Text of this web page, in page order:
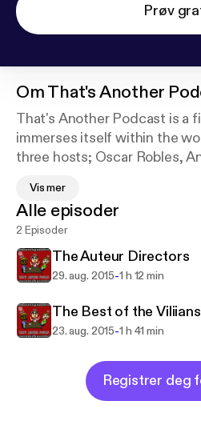
Prøv
OmThat's Another
That's Another Podcast is a
immerses itself within the
three hosts; Oscar Robles,
happening in the film
personal life along with their
on different film projects and
entertainment.
Vis mer
Alle episoder
2 Episoder
The Auteur Directors
29. aug. 2015-1 h 12 min
The Best of the Viliians
23. aug. 2015-1 h 41 min
Registrer deg